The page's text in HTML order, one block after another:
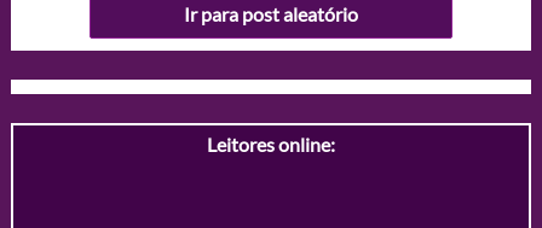
Ir para post aleatório
Leitores online: